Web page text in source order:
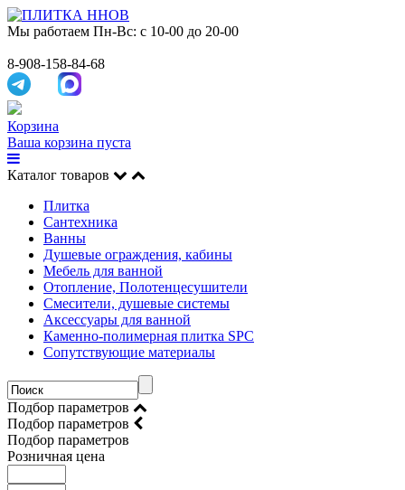
Мы работаем Пн-Вс: с 10-00 до 20-00
8-908-158-84-68
Корзина
Ваша корзина пуста
Каталог товаров
Плитка
Сантехника
Ванны
Душевые ограждения, кабины
Мебель для ванной
Отопление, Полотенцесушители
Смесители, душевые системы
Аксессуары для ванной
Каменно-полимерная плитка SPC
Сопутствующие материалы
Подбор параметров
Подбор параметров
Подбор параметров
Розничная цена